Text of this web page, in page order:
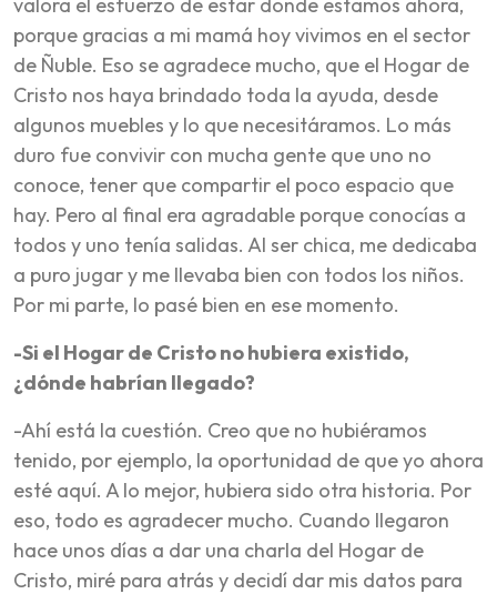
porque gracias a mi mamá hoy vivimos en el sector
de Ñuble. Eso se agradece mucho, que el Hogar de
Cristo nos haya brindado toda la ayuda, desde
algunos muebles y lo que necesitáramos. Lo más
duro fue convivir con mucha gente que uno no
conoce, tener que compartir el poco espacio que
hay. Pero al final era agradable porque conocías a
todos y uno tenía salidas. Al ser chica, me dedicaba
a puro jugar y me llevaba bien con todos los niños.
Por mi parte, lo pasé bien en ese momento.
-Si el Hogar de Cristo no hubiera existido,
¿dónde habrían llegado?
-Ahí está la cuestión. Creo que no hubiéramos
tenido, por ejemplo, la oportunidad de que yo ahora
esté aquí. A lo mejor, hubiera sido otra historia. Por
eso, todo es agradecer mucho. Cuando llegaron
hace unos días a dar una charla del Hogar de
Cristo, miré para atrás y decidí dar mis datos para